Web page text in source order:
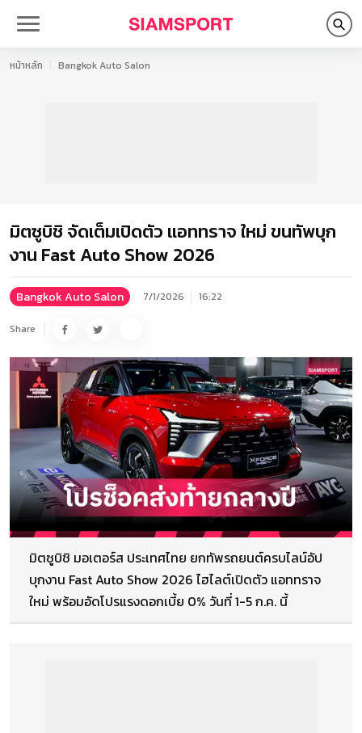
หน้าหลัก Bangkok Auto Salon
มิตซูบิชิ จัดเต็มเปิดตัว แอททราจ ใหม่ ขนทัพบุก
งาน Fast Auto Show 2026
Bangkok Auto Salon 7/1/2026 16:22
Share
มิตซูบิชิ มอเตอร์ส ประเทศไทย ยกทัพรถยนต์ครบไลน์อัป
บุกงาน Fast Auto Show 2026 ไฮไลต์เปิดตัว แอททราจ
ใหม่ พร้อมอัดโปรแรงดอกเบี้ย 0% วันที่ 1-5 ก.ค. นี้